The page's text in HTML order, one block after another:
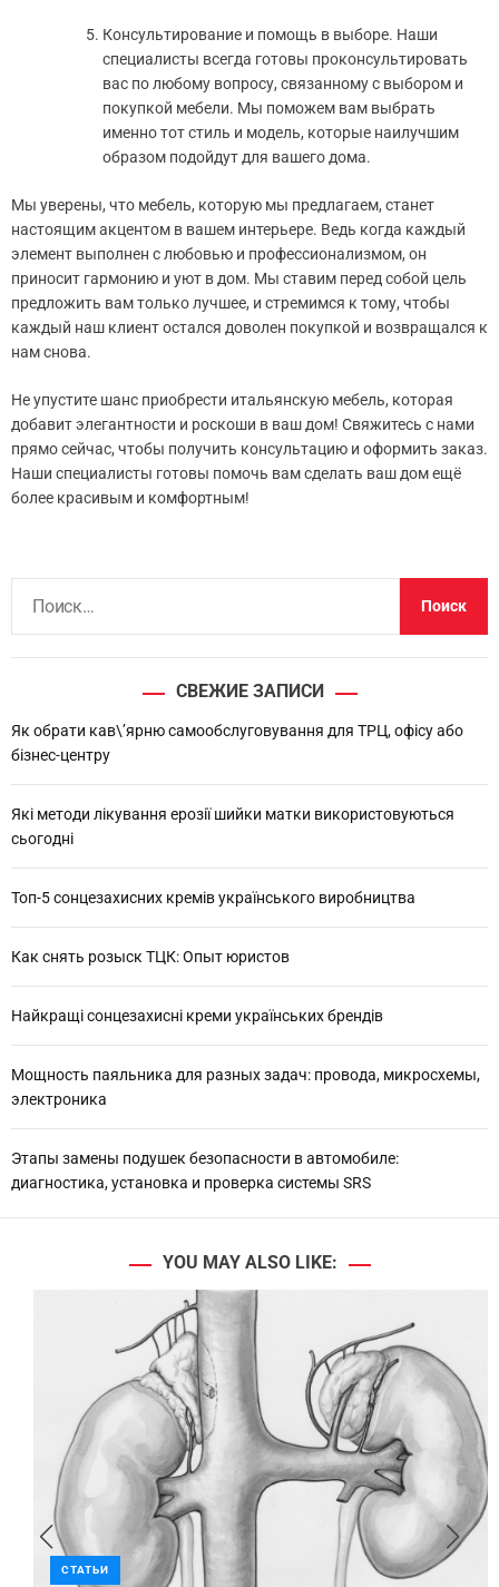
Консультирование и помощь в выборе. Наши
специалисты всегда готовы проконсультировать
вас по любому вопросу, связанному с выбором и
покупкой мебели. Мы поможем вам выбрать
именно тот стиль и модель, которые наилучшим
образом подойдут для вашего дома.
Мы уверены, что мебель, которую мы предлагаем, станет
настоящим акцентом в вашем интерьере. Ведь когда каждый
элемент выполнен с любовью и профессионализмом, он
приносит гармонию и уют в дом. Мы ставим перед собой цель
предложить вам только лучшее, и стремимся к тому, чтобы
каждый наш клиент остался доволен покупкой и возвращался к
нам снова.
Не упустите шанс приобрести итальянскую мебель, которая
добавит элегантности и роскоши в ваш дом! Свяжитесь с нами
прямо сейчас, чтобы получить консультацию и оформить заказ.
Наши специалисты готовы помочь вам сделать ваш дом ещё
более красивым и комфортным!
:
СВЕЖИЕ ЗАПИСИ
Як обрати кав\’ярню самообслуговування для ТРЦ, офісу або
бізнес-центру
Які методи лікування ерозії шийки матки використовуються
сьогодні
Топ-5 сонцезахисних кремів українського виробництва
Как снять розыск ТЦК: Опыт юристов
Найкращі сонцезахисні креми українських брендів
Мощность паяльника для разных задач: провода, микросхемы,
электроника
Этапы замены подушек безопасности в автомобиле:
диагностика, установка и проверка системы SRS
YOU MAY ALSO LIKE:
СТАТЬИ